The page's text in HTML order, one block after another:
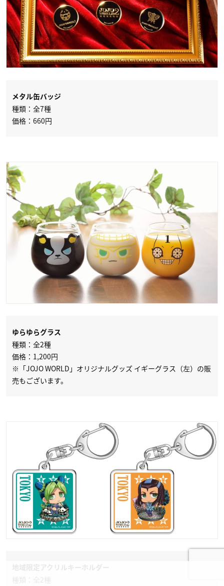
メタル缶バッジ
種類：全7種
価格：660円
ゆらゆらグラス
種類：全2種
価格：1,200円
※「JOJO WORLD」オリジナルグッズ イギーグラス（左）の販
売もございます。